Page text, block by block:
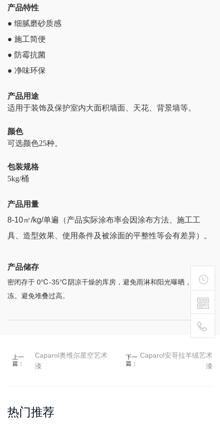
产品特性
● 细腻磨砂质感
● 施工简便
● 防霉抗菌
● 净味环保
产品用途
适用于装饰及保护室内大面积墙面、天花、背景墙等。
颜色
可选颜色25种。
包装规格
5kg/桶
产品用量
8-10㎡/kg/单遍（产品实际涂布率会因涂布方法、施工工
具、造型效果、使用条件及被涂面的平整性等会有差异）。
产品储存
密闭存于 0℃-35℃阴凉干燥的库房，避免雨淋和阳光曝晒，严防霜
冻。避免堆叠过高。
上一
篇：
Caparol奥维尔星空艺术
漆
下一
篇：
Caparol安哥拉羊绒艺术
漆
热门推荐
400-